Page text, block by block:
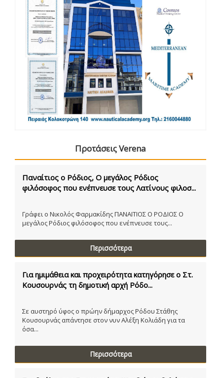
Προτάσεις Verena
Παναίτιος ο Ρόδιος, Ο μεγάλος Ρόδιος
φιλόσοφος που ενέπνευσε τους Λατίνους φιλοσ...
Γράφει ο Νικολός Φαρμακίδης ΠΑΝΑΙΤΙΟΣ Ο ΡΟΔΙΟΣ Ο
μεγάλος Ρόδιος φιλόσοφος που ενέπνευσε τους...
Περισσότερα
Για ημιμάθεια και προχειρότητα κατηγόρησε ο Στ.
Κουσουρνάς τη δημοτική αρχή Ρόδο...
Σε αυστηρό ύφος ο πρώην δήμαρχος Ρόδου Στάθης
Κουσουρνάς απάντησε στον νυν Αλέξη Κολιάδη για τα
όσα...
Περισσότερα